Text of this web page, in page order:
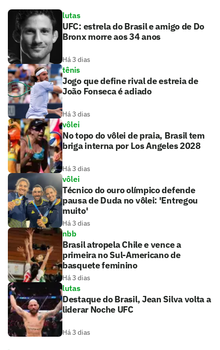
lutas
UFC: estrela do Brasil e amigo de Do
Bronx morre aos 34 anos
Há 3 dias
tênis
Jogo que define rival de estreia de
João Fonseca é adiado
Há 3 dias
vôlei
No topo do vôlei de praia, Brasil tem
briga interna por Los Angeles 2028
Há 3 dias
vôlei
Técnico do ouro olímpico defende
pausa de Duda no vôlei: 'Entregou
muito'
Há 3 dias
nbb
Brasil atropela Chile e vence a
primeira no Sul-Americano de
basquete feminino
Há 3 dias
lutas
Destaque do Brasil, Jean Silva volta a
liderar Noche UFC
Há 3 dias